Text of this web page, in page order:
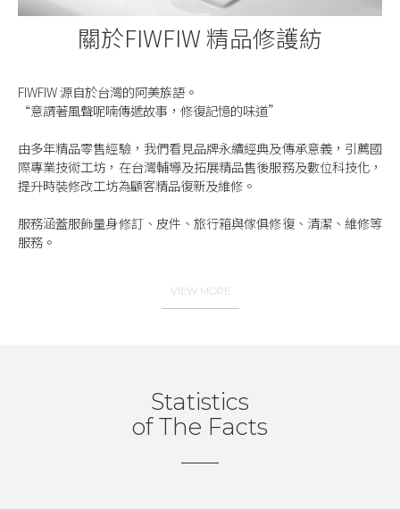
關於FIWFIW 精品修護紡
FIWFIW 源自於台灣的阿美族語。
“意謂著風聲呢喃傳遞故事，修復記憶的味道”
由多年精品零售經驗，我們看見品牌永續經典及傳承意義，引薦國
際專業技術工坊，在台灣輔導及拓展精品售後服務及數位科技化，
提升時裝修改工坊為顧客精品復新及維修。
服務涵蓋服飾量身修訂、皮件、旅行箱與傢俱修復、清潔、維修等
服務。
VIEW MORE
Statistics
of The Facts